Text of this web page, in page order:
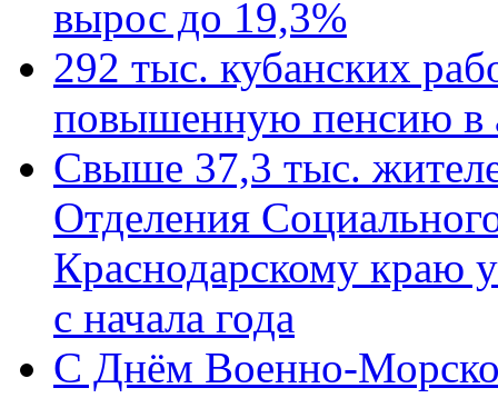
вырос до 19,3%
292 тыс. кубанских
повышенную пенсию в
Свыше 37,3 тыс.
Отделения
Краснодарскому краю
с начала года
C Днём Военно-